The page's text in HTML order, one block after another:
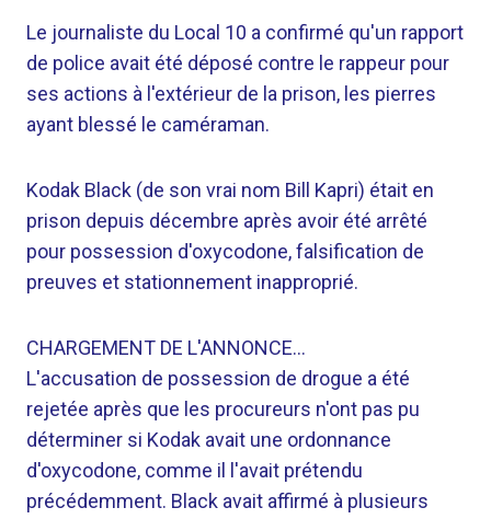
Le journaliste du Local 10 a confirmé qu'un rapport
de police avait été déposé contre le rappeur pour
ses actions à l'extérieur de la prison, les pierres
ayant blessé le caméraman.
Kodak Black (de son vrai nom Bill Kapri) était en
prison depuis décembre après avoir été arrêté
pour possession d'oxycodone, falsification de
preuves et stationnement inapproprié.
CHARGEMENT DE L'ANNONCE…
L'accusation de possession de drogue a été
rejetée après que les procureurs n'ont pas pu
déterminer si Kodak avait une ordonnance
d'oxycodone, comme il l'avait prétendu
précédemment. Black avait affirmé à plusieurs